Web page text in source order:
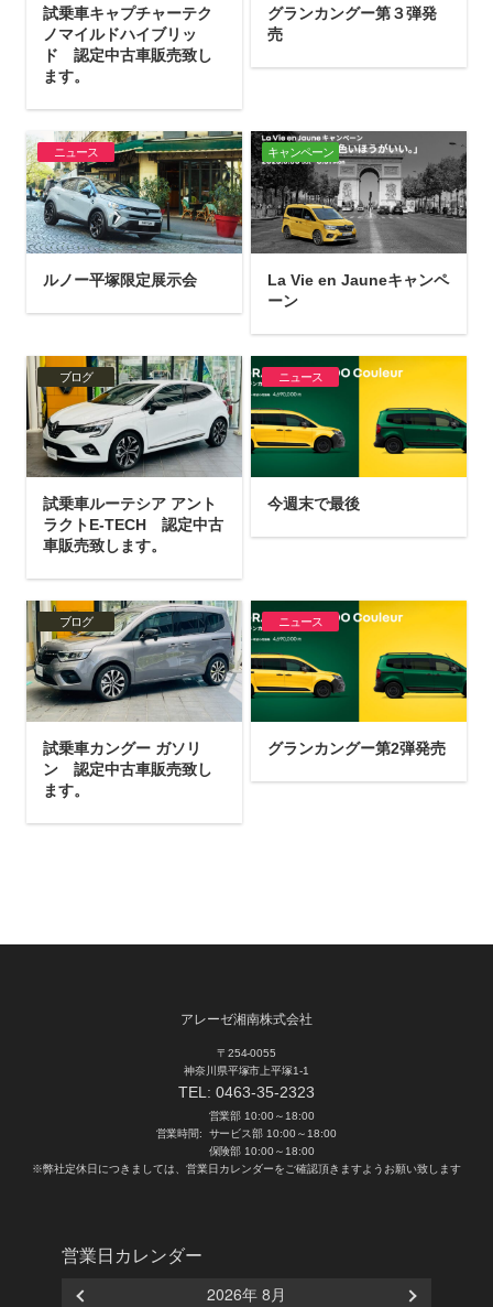
試乗車キャプチャーテク
ノマイルドハイブリッ
ド 認定中古車販売致し
ます。
グランカングー第３弾発
売
ニュース
ルノー平塚限定展示会
キャンペーン
La Vie en Jauneキャンペ
ーン
ブログ
試乗車ルーテシア アント
ラクトE-TECH 認定中古
車販売致します。
ニュース
今週末で最後
ブログ
試乗車カングー ガソリ
ン 認定中古車販売致し
ます。
ニュース
グランカングー第2弾発売
アレーゼ湘南株式会社
〒254-0055
神奈川県平塚市上平塚1-1
TEL:0463-35-2323
営業時間:
営業部 10:00～18:00
サービス部 10:00～18:00
保険部 10:00～18:00
※弊社定休日につきましては、営業日カレンダーをご確認頂きますようお願い致します
営業日カレンダー
2026年 8月